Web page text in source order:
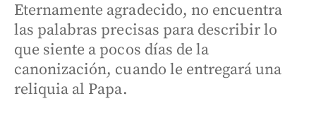
Eternamente agradecido, no encuentra
las palabras precisas para describir lo
que siente a pocos días de la
canonización, cuando le entregará una
reliquia al Papa.